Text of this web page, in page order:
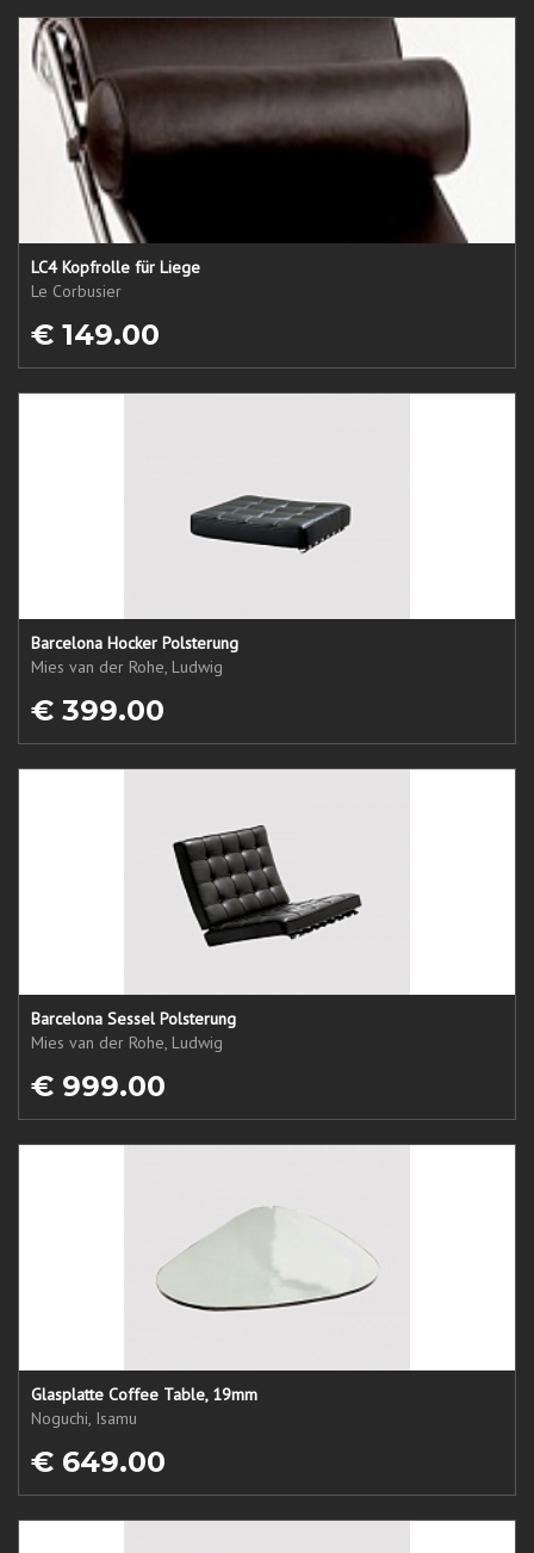
LC4 Kopfrolle für Liege
Le Corbusier
€ 149.00
Barcelona Hocker Polsterung
Mies van der Rohe, Ludwig
€ 399.00
Barcelona Sessel Polsterung
Mies van der Rohe, Ludwig
€ 999.00
Glasplatte Coffee Table, 19mm
Noguchi, Isamu
€ 649.00